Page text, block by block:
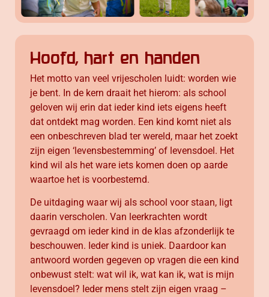
Hoofd, hart en handen
Het motto van veel vrijescholen luidt: worden wie
je bent. In de kern draait het hierom: als school
geloven wij erin dat ieder kind iets eigens heeft
dat ontdekt mag worden. Een kind komt niet als
een onbeschreven blad ter wereld, maar het zoekt
zijn eigen ‘levensbestemming’ of levensdoel. Het
kind wil als het ware iets komen doen op aarde
waartoe het is voorbestemd.
De uitdaging waar wij als school voor staan, ligt
daarin verscholen. Van leerkrachten wordt
gevraagd om ieder kind in de klas afzonderlijk te
beschouwen. Ieder kind is uniek. Daardoor kan
antwoord worden gegeven op vragen die een kind
onbewust stelt: wat wil ik, wat kan ik, wat is mijn
levensdoel? Ieder mens stelt zijn eigen vraag –